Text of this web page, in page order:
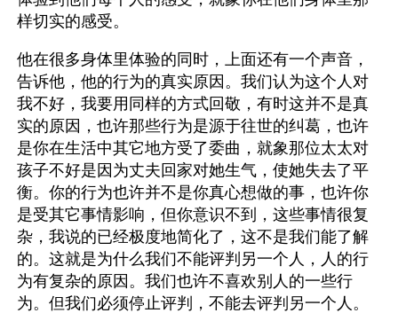
样切实的感受。
他在很多身体里体验的同时，上面还有一个声音，
告诉他，他的行为的真实原因。我们认为这个人对
我不好，我要用同样的方式回敬，有时这并不是真
实的原因，也许那些行为是源于往世的纠葛，也许
是你在生活中其它地方受了委曲，就象那位太太对
孩子不好是因为丈夫回家对她生气，使她失去了平
衡。你的行为也许并不是你真心想做的事，也许你
是受其它事情影响，但你意识不到，这些事情很复
杂，我说的已经极度地简化了，这不是我们能了解
的。这就是为什么我们不能评判另一个人，人的行
为有复杂的原因。我们也许不喜欢别人的一些行
为。但我们必须停止评判，不能去评判另一个人。